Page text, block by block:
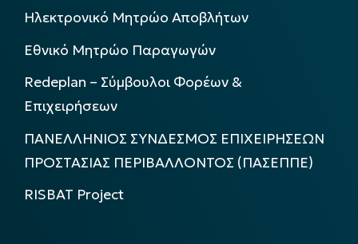
Ηλεκτρονικό Μητρώο Αποβλήτων
Εθνικό Μητρώο Παραγωγών
Redeplan – Σύμβουλοι Φορέων &
Επιχειρήσεων
ΠΑΝΕΛΛΗΝΙΟΣ ΣΥΝΔΕΣΜΟΣ ΕΠΙΧΕΙΡΗΣΕΩΝ
ΠΡΟΣΤΑΣΙΑΣ ΠΕΡΙΒΑΛΛΟΝΤΟΣ (ΠΑΣΕΠΠΕ)
RISBAT Project